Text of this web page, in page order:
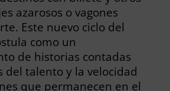
azarosos o vagones
Este nuevo ciclo del
como un
de historias contadas
del talento y la velocidad
que permanecen en el